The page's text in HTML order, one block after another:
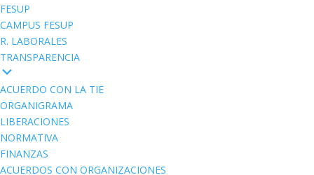
FESUP
CAMPUS FESUP
R. LABORALES
TRANSPARENCIA
ACUERDO CON LA TIE
ORGANIGRAMA
LIBERACIONES
NORMATIVA
FINANZAS
ACUERDOS CON ORGANIZACIONES